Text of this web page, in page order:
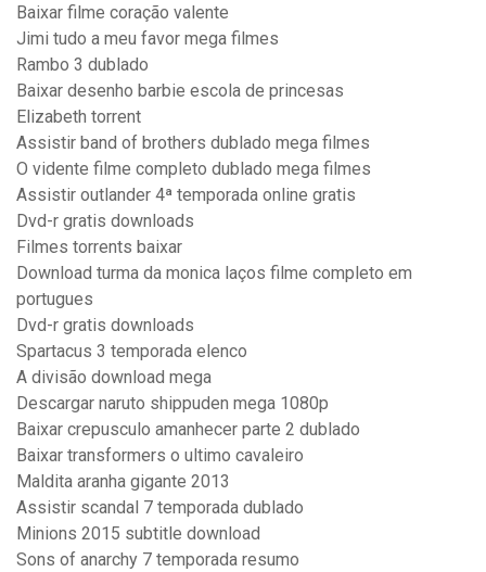
Baixar filme coração valente
Jimi tudo a meu favor mega filmes
Rambo 3 dublado
Baixar desenho barbie escola de princesas
Elizabeth torrent
Assistir band of brothers dublado mega filmes
O vidente filme completo dublado mega filmes
Assistir outlander 4ª temporada online gratis
Dvd-r gratis downloads
Filmes torrents baixar
Download turma da monica laços filme completo em
portugues
Dvd-r gratis downloads
Spartacus 3 temporada elenco
A divisão download mega
Descargar naruto shippuden mega 1080p
Baixar crepusculo amanhecer parte 2 dublado
Baixar transformers o ultimo cavaleiro
Maldita aranha gigante 2013
Assistir scandal 7 temporada dublado
Minions 2015 subtitle download
Sons of anarchy 7 temporada resumo